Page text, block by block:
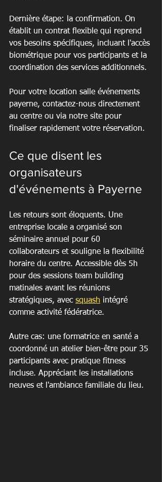
Dernière étape: la confirmation. On
établit un contrat flexible qui reprend
vos besoins spécifiques, incluant l'accès
biométrique pour vos participants et la
coordination des services additionnels.
Pour votre location salle événements
payerne, contactez-nous directement
au centre ou via notre site pour
finaliser rapidement votre réservation.
Ce que disent les
organisateurs
d'événements à Payerne
Les retours sont éloquents. Une
entreprise locale a organisé son
séminaire annuel pour 60
collaborateurs et souligne la flexibilité
horaire du centre. Accessible dès 5h
pour des sessions team building
matinales avant les réunions
stratégiques, avec squash intégré
comme activité fédératrice.
Autre cas: une formatrice en santé a
coordonné un atelier bien-être pour 35
participants avec pratique fitness
incluse. Appréciant les installations
neuves et l'ambiance familiale du lieu.